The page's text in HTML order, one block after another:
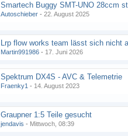
Autoschieber - 22. August 2025
Martin991986 - 17. Juni 2026
Spektrum DX4S - AVC & Telemetrie
Fraenky1 - 14. August 2023
Graupner 1:5 Teile gesucht
jendavis - Mittwoch, 08:39